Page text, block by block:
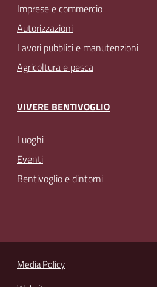
Imprese e commercio
Autorizzazioni
Lavori pubblici e manutenzioni
Agricoltura e pesca
VIVERE BENTIVOGLIO
Luoghi
Eventi
Bentivoglio e dintorni
Media Policy